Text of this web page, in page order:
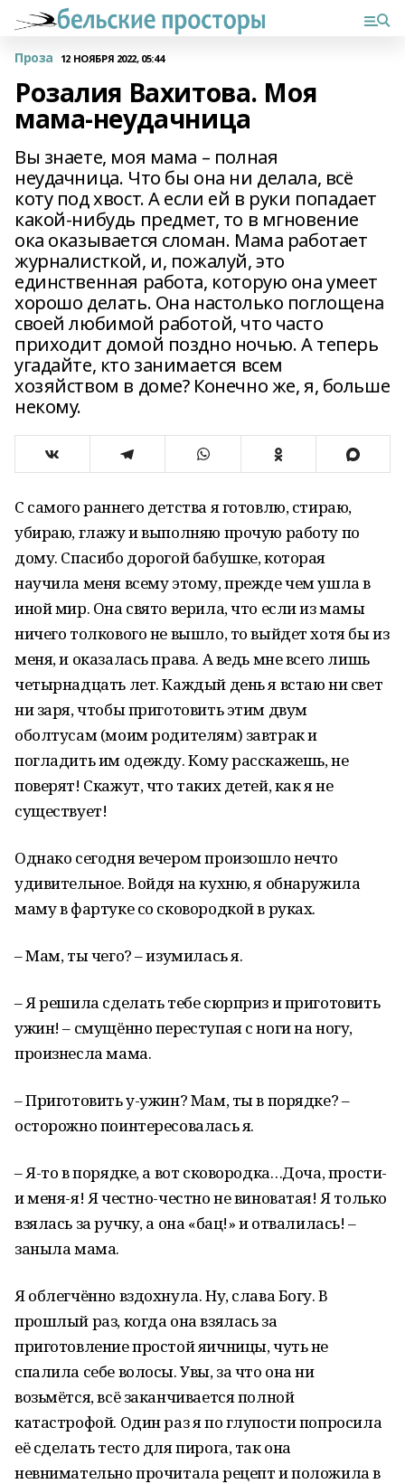
Проза 12 НОЯБРЯ 2022, 05:44
Розалия Вахитова. Моя
мама-неудачница
Вы знаете, моя мама – полная
неудачница. Что бы она ни делала, всё
коту под хвост. А если ей в руки попадает
какой-нибудь предмет, то в мгновение
ока оказывается сломан. Мама работает
журналисткой, и, пожалуй, это
единственная работа, которую она умеет
хорошо делать. Она настолько поглощена
своей любимой работой, что часто
приходит домой поздно ночью. А теперь
угадайте, кто занимается всем
хозяйством в доме? Конечно же, я, больше
некому.
С самого раннего детства я готовлю, стираю,
убираю, глажу и выполняю прочую работу по
дому. Спасибо дорогой бабушке, которая
научила меня всему этому, прежде чем ушла в
иной мир. Она свято верила, что если из мамы
ничего толкового не вышло, то выйдет хотя бы из
меня, и оказалась права. А ведь мне всего лишь
четырнадцать лет. Каждый день я встаю ни свет
ни заря, чтобы приготовить этим двум
оболтусам (моим родителям) завтрак и
погладить им одежду. Кому расскажешь, не
поверят! Скажут, что таких детей, как я не
существует!
Однако сегодня вечером произошло нечто
удивительное. Войдя на кухню, я обнаружила
маму в фартуке со сковородкой в руках.
– Мам, ты чего? – изумилась я.
– Я решила сделать тебе сюрприз и приготовить
ужин! – смущённо переступая с ноги на ногу,
произнесла мама.
– Приготовить у-ужин? Мам, ты в порядке? –
осторожно поинтересовалась я.
– Я-то в порядке, а вот сковородка…Доча, прости-
и меня-я! Я честно-честно не виноватая! Я только
взялась за ручку, а она «бац!» и отвалилась! –
заныла мама.
Я облегчённо вздохнула. Ну, слава Богу. В
прошлый раз, когда она взялась за
приготовление простой яичницы, чуть не
спалила себе волосы. Увы, за что она ни
возьмётся, всё заканчивается полной
катастрофой. Один раз я по глупости попросила
её сделать тесто для пирога, так она
невнимательно прочитала рецепт и положила в